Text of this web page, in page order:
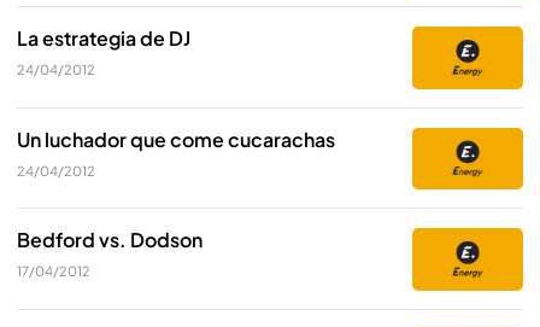
La estrategia de DJ
24/04/2012
Un luchador que come cucarachas
24/04/2012
Bedford vs. Dodson
17/04/2012